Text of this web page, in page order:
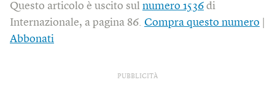
Questo articolo è uscito sul numero 1536 di
Internazionale, a pagina 86. Compra questo numero
Abbonati
PUBBLICITÀ